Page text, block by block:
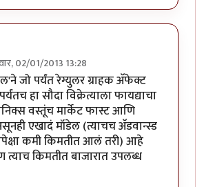
02/01/2013 13:28
स्वस्त देण्याचीbyगवि
जो पर्यंत रेग्युलर ग्राहक अ‍ॅफेक्ट
हा सौदा विक्रेत्याला फायद्याचा
वस्तूंच मार्केट फास्ट आणि
एखादं मॉडेल (त्याचच अ‍ॅडवान्स्ड
कमी किमतीत आलं तरी) आहे
त्याच किमतीत बाजारात उपलब्ध